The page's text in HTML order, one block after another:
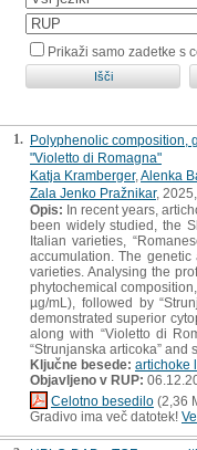
Prikaži samo zadetke s
1. Polyphenolic composition,
"Violetto di Romagna"
Katja Kramberger, Alenka
Zala Jenko Pražnikar,
Opis: In recent years,
been widely studied, the
Italian varieties,
accumulation. The
varieties. Analysing the
phytochemical
µg/mL), followed by
demonstrated superior
along with “Violetto di
“Strunjanska articoka” and
Ključne besede: artichoke
Objavljeno v RUP:
Celotno besedilo (2,36
Gradivo ima več datotek!